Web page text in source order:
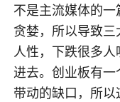
不是主流媒体的
贪婪，所以导致
人性，下跌很多
进去。创业板有一
带动的缺口，所